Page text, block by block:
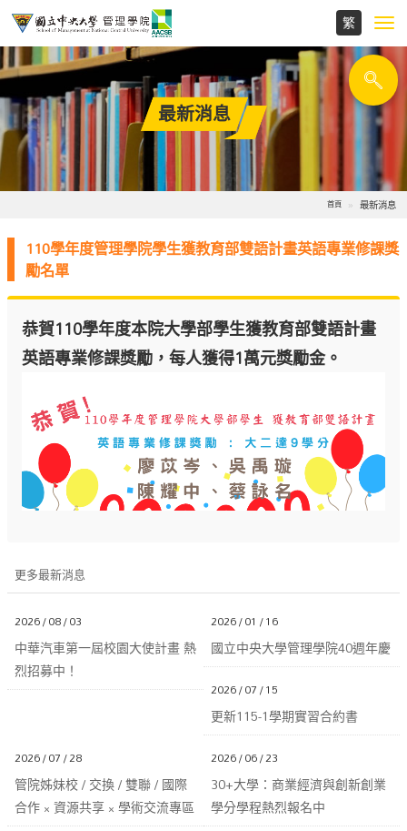
最新消息
首頁 最新消息
110學年度管理學院學生獲教育部雙語計畫英語專業修課獎
勵名單
恭賀110學年度本院大學部學生獲教育部雙語計畫
英語專業修課獎勵，每人獲得1萬元獎勵金。
更多最新消息
2026 / 08 / 03
中華汽車第一屆校園大使計畫 熱
烈招募中！
2026 / 01 / 16
國立中央大學管理學院40週年慶
2026 / 07 / 15
更新115-1學期實習合約書
2026 / 07 / 28
管院姊妹校 / 交換 / 雙聯 / 國際
合作 × 資源共享 × 學術交流專區
2026 / 06 / 23
30+大學：商業經濟與創新創業
學分學程熱烈報名中